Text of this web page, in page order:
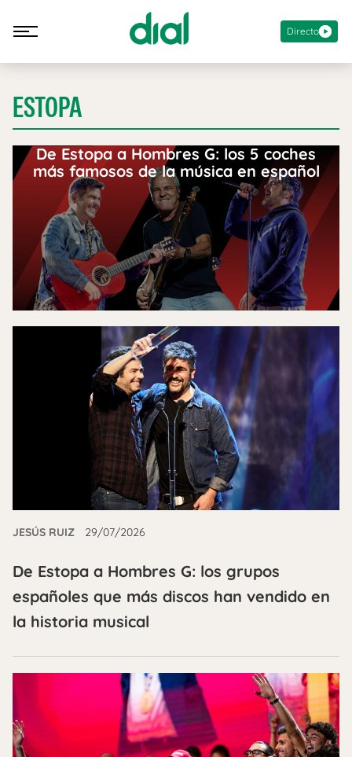
Directo
ESTOPA
De Estopa a Hombres G: los 5 coches
más famosos de la música en español
JESÚS RUIZ 29/07/2026
De Estopa a Hombres G: los grupos
españoles que más discos han vendido en
la historia musical